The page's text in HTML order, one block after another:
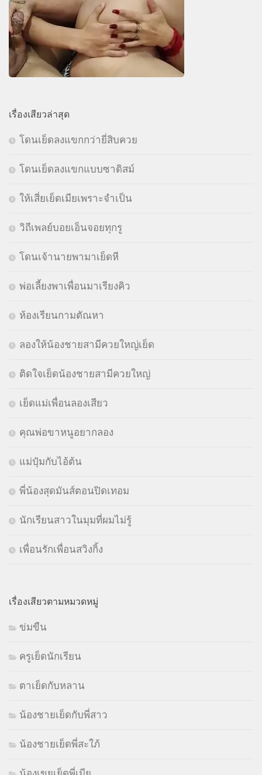
เรื่องเสียวล่าสุด
โดนเย็ดลงแขกกว่ายี่สิบควย
โดนเย็ดลงแขกแบบซาดิสม์
ให้เสี่ยเย็ดเมียเพราะจำเป็น
วิถีเพลย์บอยเอ็นจอยทุกรู
โดนเจ้านายพามาเย็ดหี
พ่อเลี้ยงพาเพื่อนมาเรียงคิว
ห้องเรียนกามตัณหา
ลองให้น้องชายสามีควยใหญ่เย็ด
ติดใจเย็ดน้องชายสามีควยใหญ่
เย็ดแม่เพื่อนลองเสียว
คุณพ่อขาหนูอยากลอง
แม่ปุ๋มกับไอ้ต้น
พี่น้องสุดมันส์ตอนปิดเทอม
นักเรียนสาวในมุมที่ผมไม่รู้
เพื่อนรักเพื่อนสวิงกิ้ง
เรื่องเสียวตามหมวดหมู่
ข่มขืน
ครูเย็ดนักเรียน
ตาเย็ดกับหลาน
น้องชายเย็ดกับพี่สาว
น้องชายเย็ดพี่สะใภ้